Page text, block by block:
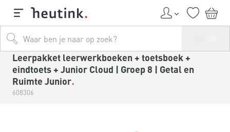
Leerpakket leerwerkboeken + toetsboek +
eindtoets + Junior Cloud | Groep 8 | Getal en
Ruimte Junior
608306